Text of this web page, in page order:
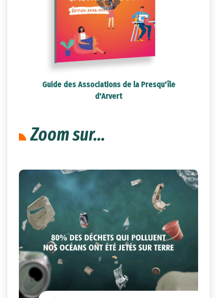
Guide des Associations de la Presqu'île
d'Arvert
Zoom sur...